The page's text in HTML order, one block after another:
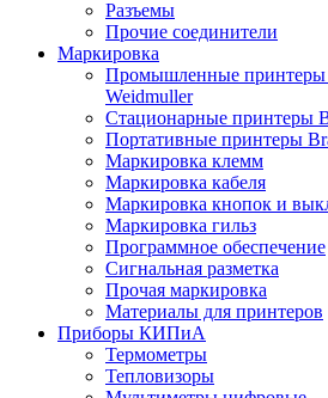
Разъемы
Прочие соединители
Маркировка
Промышленные принтеры
Weidmuller
Стационарные принтеры
Портативные принтеры
Маркировка клемм
Маркировка кабеля
Маркировка кнопок и
Маркировка гильз
Программное обеспечение
Сигнальная разметка
Прочая маркировка
Материалы для принтеров
Приборы КИПиА
Термометры
Тепловизоры